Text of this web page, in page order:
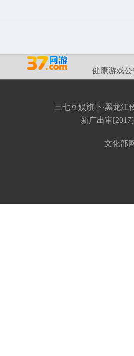
健康游戏公
三七互娱旗下·黑龙江
新广出审
文化部